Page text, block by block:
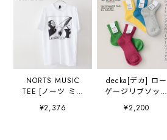
NORTS MUSIC
TEE [ノーツ ミュ
ージック ティー]
PRINT TEE
¥2,376
decka[デカ] ロー
ゲージリブソック
ス[de-26-3]（ショ
ートレングス）日
¥2,200